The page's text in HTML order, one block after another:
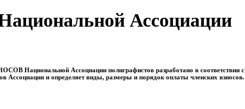
Ассоциации
Ассоциации полиграфистов разработано в соответствии с
Ассоциации и определяет виды, размеры и порядок оплаты членских взносов.